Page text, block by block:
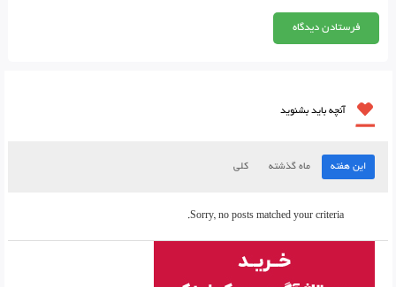
آنچه باید بشنوید
این هفته ماه گذشته کلی
Sorry, no posts matched your criteria.